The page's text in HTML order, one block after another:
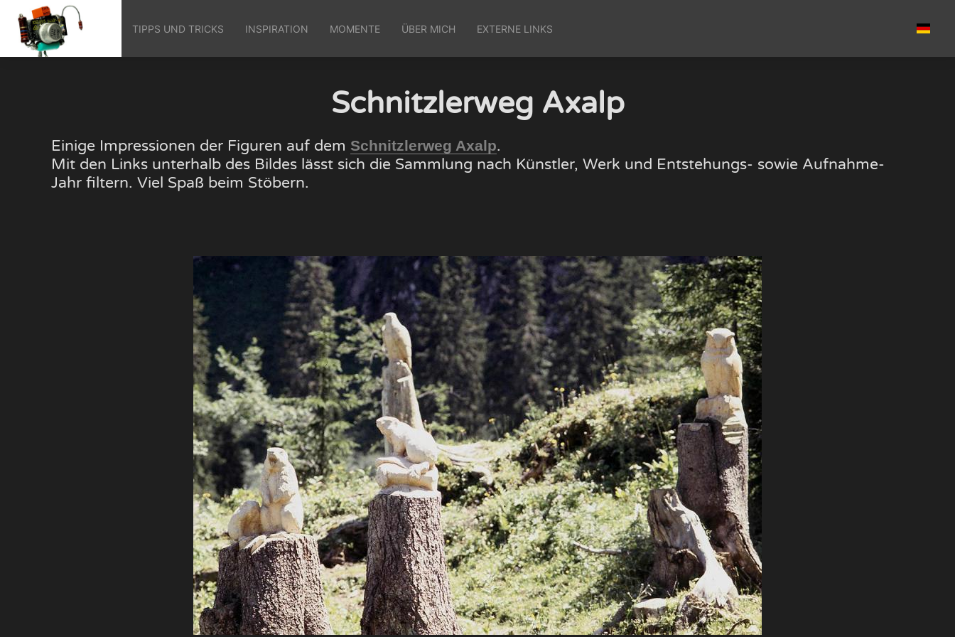
TIPPS UND TRICKS INSPIRATION MOMENTE ÜBER MICH EXTERNE LINKS
Schnitzlerweg Axalp
Einige Impressionen der Figuren auf dem Schnitzlerweg Axalp.
Mit den Links unterhalb des Bildes lässt sich die Sammlung nach Künstler, Werk und Entstehungs- sowie Aufnahme-
Jahr filtern. Viel Spaß beim Stöbern.